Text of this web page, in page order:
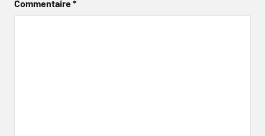
Commentaire*